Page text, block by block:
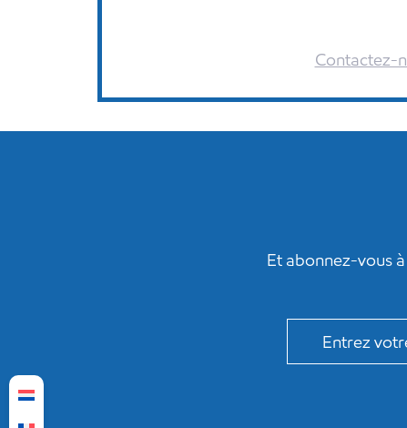
Contactez-
Et abonnez-vous